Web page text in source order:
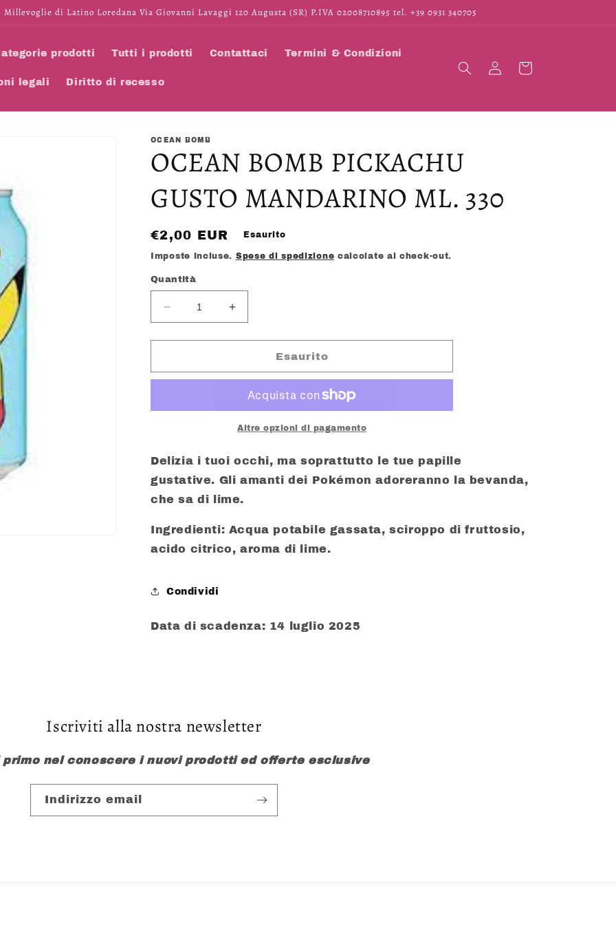
di Latino Loredana Via Giovanni Lavaggi 120 Augusta (SR) P.IVA 02008710895 tel. +39 0931 340705
prodotti Tutti i prodotti Contattaci Termini & Condizioni
legali Diritto di recesso
AccediCarrello
OCEAN BOMB
OCEAN BOMB PICKACHU
GUSTO MANDARINO ML. 330
Prezzo
di
listino
€2,00 EUR Esaurito
Imposte incluse. Spese di spedizione calcolate al check-out.
Quantità
Diminuisci
quantità
per
BOMB
MANDARINO
Aumenta
quantità
per
BOMB
GUSTO
MANDARINO
ML.
Esaurito
Altre opzioni di pagamento
Delizia i tuoi occhi, ma soprattutto le tue papille
gustative. Gli amanti dei Pokémon adoreranno la bevanda,
che sa di lime.
Ingredienti: Acqua potabile gassata, sciroppo di fruttosio,
acido citrico, aroma di lime.
Condividi
Data di scadenza: 14 luglio 2025
Iscriviti alla nostra newsletter
primo nel conoscere i nuovi prodotti ed offerte esclusive
Indirizzo email